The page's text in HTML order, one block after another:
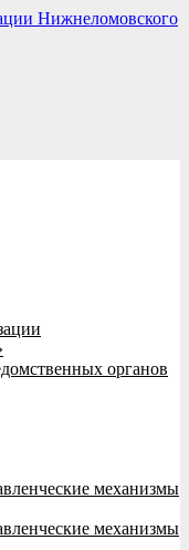
органов
механизмы
механизмы